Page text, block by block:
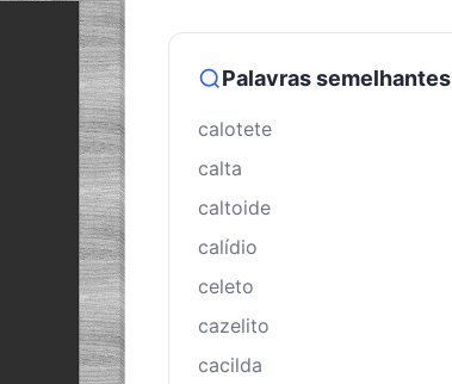
Palavras semelhantes
calotete
calta
caltoide
calídio
celeto
cazelito
cacilda